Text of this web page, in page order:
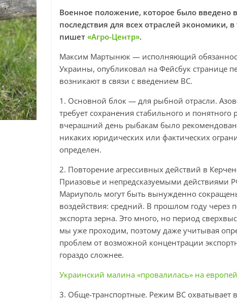
Военное положение, которое было введено
последствия для всех отраслей
пишет «Агро-Центр».
Максим Мартынюк — исполняющий
Украины, опубликовал на Фейсбук странице
возникают в связи с введением ВС.
1. Основной блок — для рыбной отрасли.
требует сохранения стабильного и
вчерашний день рыбакам было
никаких юридических или фактических
определен.
2. Повторение агрессивных действий в
Приазовье и непредсказуемыми действиями
Мариуполь могут быть вынужденно
воздействия: средний. В прошлом году через
экспорта зерна. Это много, но период
мы уже проходим, поэтому даже учитывая
проблем от возможной концентрации
гораздо сложнее.
Украинский малина «провалилась» на
3. Обще-транспортные. Режим ВС охватывает